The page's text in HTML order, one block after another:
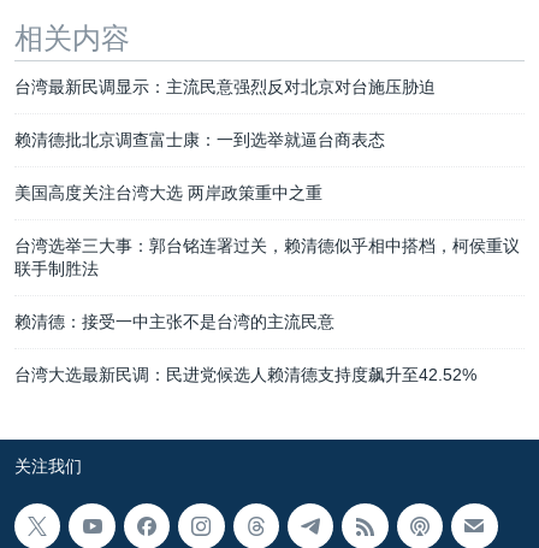
相关内容
台湾最新民调显示：主流民意强烈反对北京对台施压胁迫
赖清德批北京调查富士康：一到选举就逼台商表态
美国高度关注台湾大选 两岸政策重中之重
台湾选举三大事：郭台铭连署过关，赖清德似乎相中搭档，柯侯重议
联手制胜法
赖清德：接受一中主张不是台湾的主流民意
台湾大选最新民调：民进党候选人赖清德支持度飙升至42.52%
关注我们